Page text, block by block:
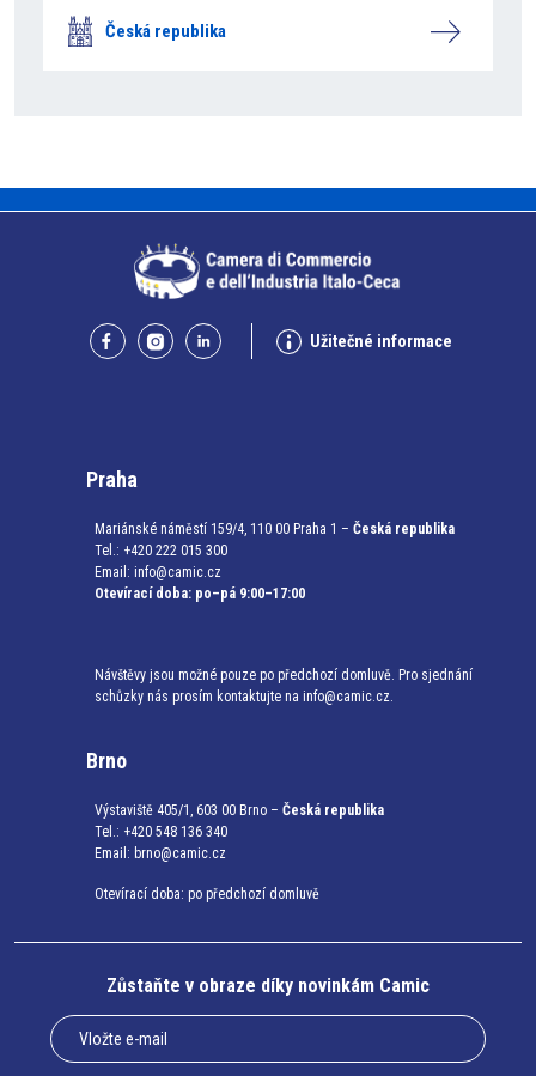
Česká republika
Užitečné informace
Praha
Mariánské náměstí 159/4, 110 00 Praha 1 – Česká republika
Tel.: +420 222 015 300
Email: info@camic.cz
Otevírací doba: po–pá 9:00–17:00
Návštěvy jsou možné pouze po předchozí domluvě. Pro sjednání
schůzky nás prosím kontaktujte na info@camic.cz.
Brno
Výstaviště 405/1, 603 00 Brno – Česká republika
Tel.: +420 548 136 340
Email: brno@camic.cz
Otevírací doba: po předchozí domluvě
Zůstaňte v obraze díky novinkám Camic